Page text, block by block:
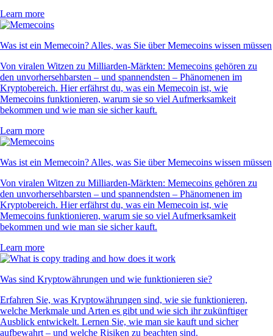
Learn more
Was ist ein Memecoin? Alles, was Sie über Memecoins wissen müssen
Von viralen Witzen zu Milliarden-Märkten: Memecoins gehören zu
den unvorhersehbarsten – und spannendsten – Phänomenen im
Kryptobereich. Hier erfährst du, was ein Memecoin ist, wie
Memecoins funktionieren, warum sie so viel Aufmerksamkeit
bekommen und wie man sie sicher kauft.
Learn more
Was ist ein Memecoin? Alles, was Sie über Memecoins wissen müssen
Von viralen Witzen zu Milliarden-Märkten: Memecoins gehören zu
den unvorhersehbarsten – und spannendsten – Phänomenen im
Kryptobereich. Hier erfährst du, was ein Memecoin ist, wie
Memecoins funktionieren, warum sie so viel Aufmerksamkeit
bekommen und wie man sie sicher kauft.
Learn more
Was sind Kryptowährungen und wie funktionieren sie?
Erfahren Sie, was Kryptowährungen sind, wie sie funktionieren,
welche Merkmale und Arten es gibt und wie sich ihr zukünftiger
Ausblick entwickelt. Lernen Sie, wie man sie kauft und sicher
aufbewahrt – und welche Risiken zu beachten sind.